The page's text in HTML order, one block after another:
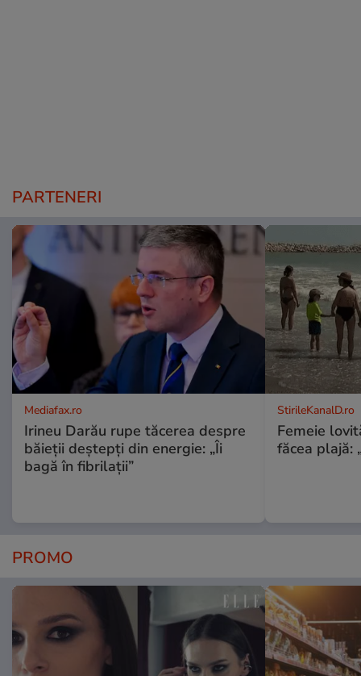
PARTENERI
Mediafax.ro
Irineu Darău rupe tăcerea despre
băieții deștepți din energie: „Îi
bagă în fibrilații”
StirileKanalD.ro
Femeie
făcea plajă:
PROMO